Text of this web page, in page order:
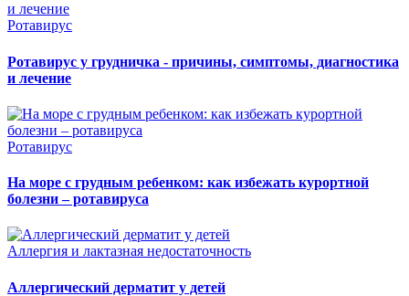
Ротавирус
Ротавирус у грудничка - причины, симптомы, диагностика
и лечение
Ротавирус
На море с грудным ребенком: как избежать курортной
болезни – ротавируса
Аллергия и лактазная недостаточность
Аллергический дерматит у детей